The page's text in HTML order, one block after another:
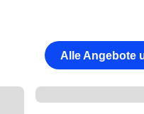
Alle Angebote